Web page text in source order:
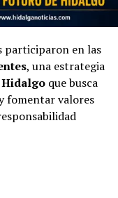
participaron en las
, una estrategia
que busca
fomentar valores